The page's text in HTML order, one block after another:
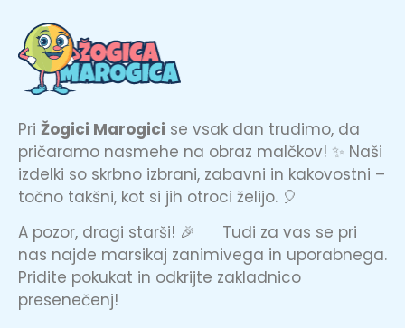
Pri Žogici Marogici se vsak dan trudimo, da
pričaramo nasmehe na obraz malčkov! ✨ Naši
izdelki so skrbno izbrani, zabavni in kakovostni –
točno takšni, kot si jih otroci želijo. 🎈
A pozor, dragi starši! 🎉 Tudi za vas se pri
nas najde marsikaj zanimivega in uporabnega.
Pridite pokukat in odkrijte zakladnico
presenečenj!